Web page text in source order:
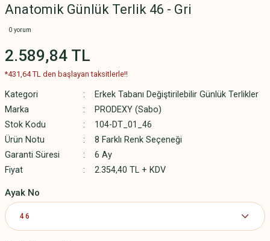
Anatomik Günlük Terlik 46 - Gri
0 yorum
2.589,84 TL
*431,64 TL den başlayan taksitlerle!!
Kategori
Erkek Tabanı Değiştirilebilir Günlük Terlikler
Marka
PRODEXY (Sabo)
Stok Kodu
104-DT_01_46
Ürün Notu
8 Farklı Renk Seçeneği
Garanti Süresi
6 Ay
Fiyat
2.354,40 TL + KDV
Ayak No